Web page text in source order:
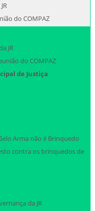
do COMPAZ
JR
do COMPAZ
de Justiça
Arma não é Brinquedo
contra os brinquedos de
da JR